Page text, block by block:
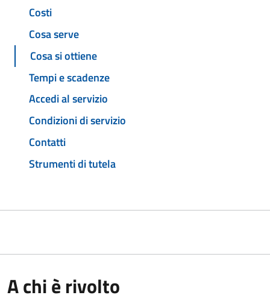
Costi
Cosa serve
Cosa si ottiene
Tempi e scadenze
Accedi al servizio
Condizioni di servizio
Contatti
Strumenti di tutela
A chi è rivolto